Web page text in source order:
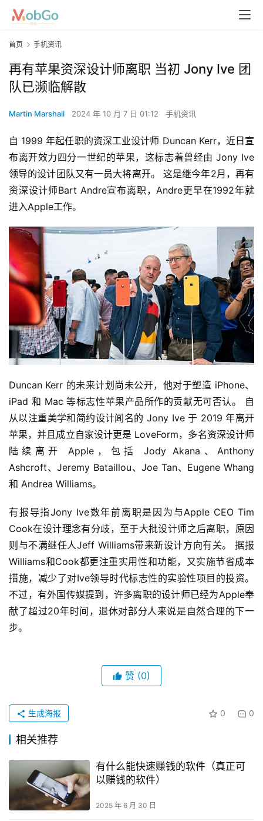
首页 手机资讯
再有苹果资深设计师离职 当初 Jony Ive 团
队已濒临解散
Martin Marshall 2024 年 10 月 7 日 01:12 手机资讯
自 1999 年起任职的资深工业设计师 Duncan Kerr，近日宣
布离开效力四分一世纪的苹果，这标志着曾经由 Jony Ive
领导的设计团队又有一员大将离开。 这是继今年2月，再有
资深设计师Bart Andre宣布离职，Andre更早在1992年就
进入Apple工作。
Duncan Kerr 的未来计划尚未公开，他对于塑造 iPhone、
iPad 和 Mac 等标志性苹果产品所作的贡献无可否认。 自
从以注重美学和简约设计闻名的 Jony Ive 于 2019 年离开
苹果，并且成立自家设计更是 LoveForm，多名资深设计师
陆续离开 Apple，包括 Jody Akana、Anthony
Ashcroft、Jeremy Bataillou、Joe Tan、Eugene Whang
和 Andrea Williams。
有报导指Jony Ive数年前离职是因为与Apple CEO Tim
Cook在设计理念有分歧，至于大批设计师之后离职，原因
则与不满继任人Jeff Williams带来新设计方向有关。 据报
Williams和Cook都更注重实用性和功能，又实施节省成本
措施，减少了对Ive领导时代标志性的实验性项目的投资。
不过，有外国传媒提到，许多离职的设计师已经为Apple奉
献了超过20年时间，退休对部分人来说是自然合理的下一
步。
赞 (0)
0 0
生成海报
相关推荐
有什么能快速赚钱的软件（真正可
以赚钱的软件）
2025 年 6 月 30 日